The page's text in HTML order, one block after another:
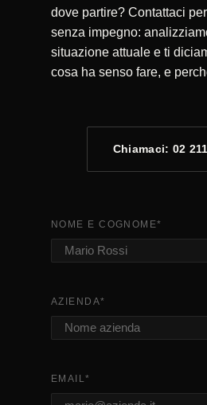
dove partire? Contattaci
senza impegno:
situazione attuale e ti
cosa ha senso fare, e
Chiamaci: 02
NOME E COGNOME*
AZIENDA*
EMAIL*